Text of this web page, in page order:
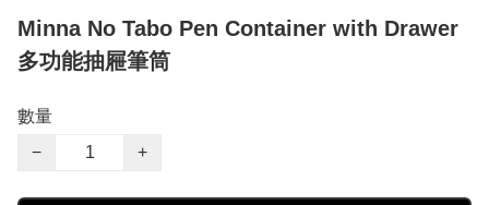
Minna No Tabo Pen Container with Drawer
多功能抽屜筆筒
數量
−
+